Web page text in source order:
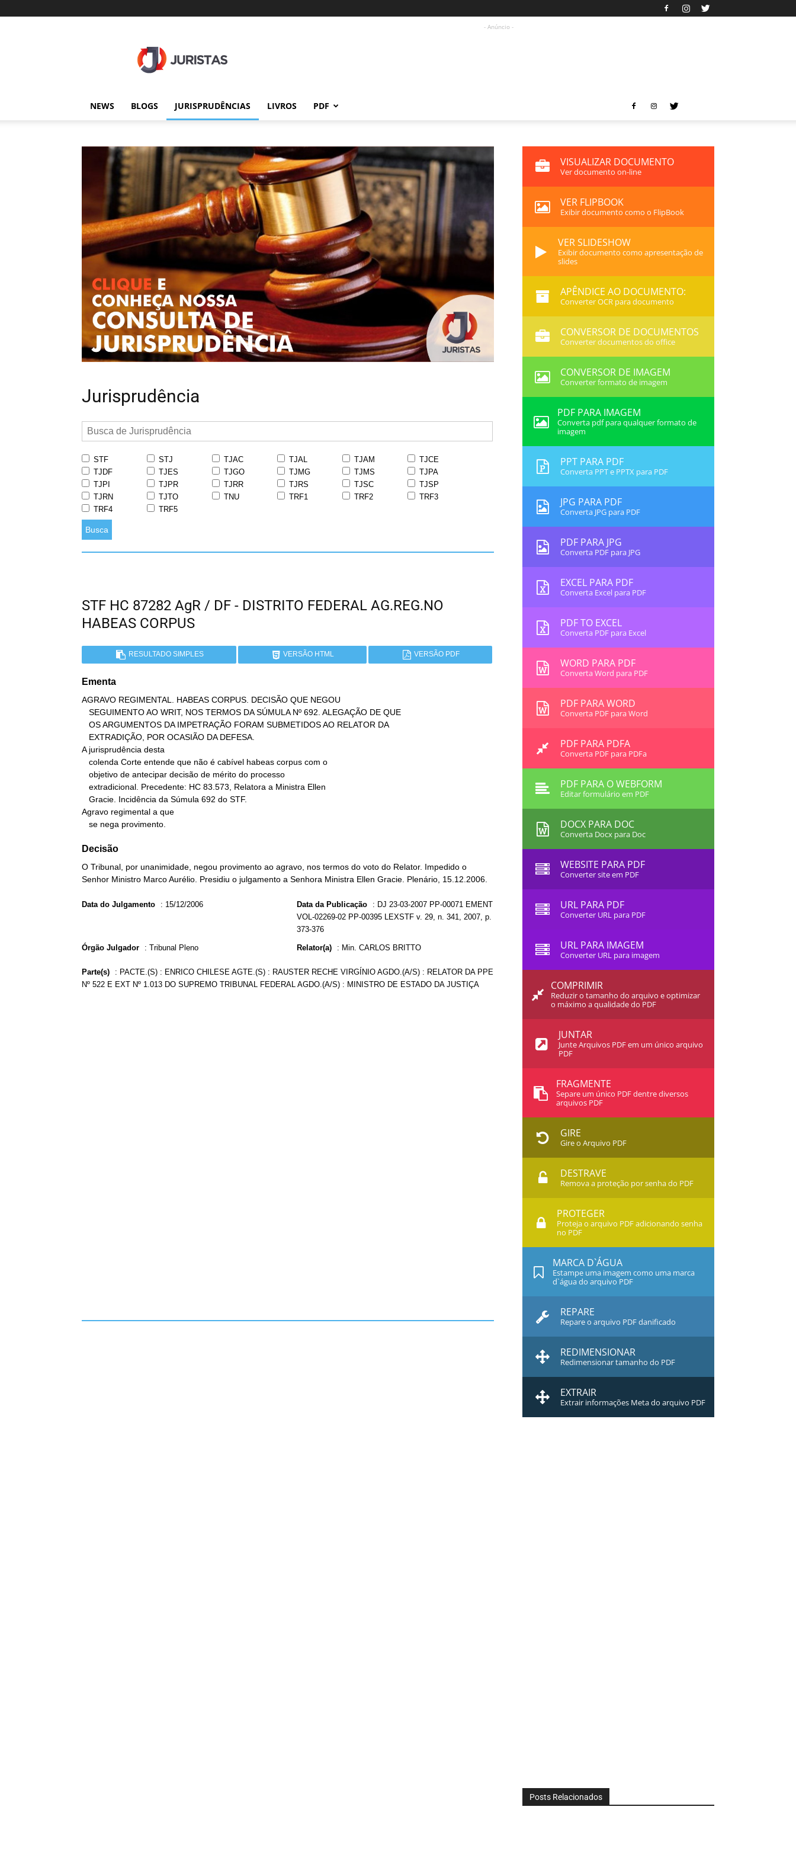
- Anúncio -
NEWS BLOGS JURISPRUDÊNCIAS LIVROS PDF
Jurisprudência
STF STJ TJAC TJAL TJAM
TJCE
TJDF
TJES TJGO TJMG TJMS
TJPA
TJPI
TJPR TJRR TJRS TJSC
TJSP
TJRN
TJTO TNU TRF1 TRF2
TRF3
TRF4
TRF5
Busca
STF HC 87282 AgR / DF - DISTRITO FEDERAL AG.REG.NO
HABEAS CORPUS
RESULTADO SIMPLES VERSÃO HTML VERSÃO PDF
Ementa
AGRAVO REGIMENTAL. HABEAS CORPUS. DECISÃO QUE NEGOU
A jurisprudência desta
Agravo regimental a que
   se nega provimento.
Decisão
O Tribunal, por unanimidade, negou provimento ao agravo, nos termos do voto do Relator. Impedido o
Senhor Ministro Marco Aurélio. Presidiu o julgamento a Senhora Ministra Ellen Gracie. Plenário, 15.12.2006.
Data do Julgamento : 15/12/2006 Data da Publicação : DJ 23-03-2007 PP-00071 EMENT
VOL-02269-02 PP-00395 LEXSTF v. 29, n. 341, 2007, p.
373-376
Órgão Julgador : Tribunal Pleno Relator(a) : Min. CARLOS BRITTO
Parte(s) : PACTE.(S) : ENRICO CHILESE AGTE.(S) : RAUSTER RECHE VIRGÍNIO AGDO.(A/S) : RELATOR DA PPE
Nº 522 E EXT Nº 1.013 DO SUPREMO TRIBUNAL FEDERAL AGDO.(A/S) : MINISTRO DE ESTADO DA JUSTIÇA
VISUALIZAR DOCUMENTO
Ver documento on-line
VER FLIPBOOK
Exibir documento como o FlipBook
VER SLIDESHOW
Exibir documento como apresentação de
slides
APÊNDICE AO DOCUMENTO:
Converter OCR para documento
CONVERSOR DE DOCUMENTOS
Converter documentos do office
CONVERSOR DE IMAGEM
Converter formato de imagem
PDF PARA IMAGEM
Converta pdf para qualquer formato de
imagem
PPT PARA PDF
Converta PPT e PPTX para PDF
JPG PARA PDF
Converta JPG para PDF
PDF PARA JPG
Converta PDF para JPG
EXCEL PARA PDF
Converta Excel para PDF
PDF TO EXCEL
Converta PDF para Excel
WORD PARA PDF
Converta Word para PDF
PDF PARA WORD
Converta PDF para Word
PDF PARA PDFA
Converta PDF para PDFa
PDF PARA O WEBFORM
Editar formulário em PDF
DOCX PARA DOC
Converta Docx para Doc
WEBSITE PARA PDF
Converter site em PDF
URL PARA PDF
Converter URL para PDF
URL PARA IMAGEM
Converter URL para imagem
COMPRIMIR
Reduzir o tamanho do arquivo e optimizar
o máximo a qualidade do PDF
JUNTAR
Junte Arquivos PDF em um único arquivo
PDF
FRAGMENTE
Separe um único PDF dentre diversos
arquivos PDF
GIRE
Gire o Arquivo PDF
DESTRAVE
Remova a proteção por senha do PDF
PROTEGER
Proteja o arquivo PDF adicionando senha
no PDF
MARCA D`ÁGUA
Estampe uma imagem como uma marca
d`água do arquivo PDF
REPARE
Repare o arquivo PDF danificado
REDIMENSIONAR
Redimensionar tamanho do PDF
EXTRAIR
Extrair informações Meta do arquivo PDF
Posts Relacionados